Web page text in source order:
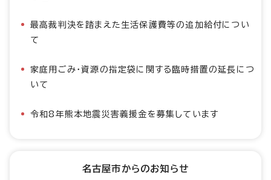
最高裁判決を踏まえた生活保護費等の追加給付につい
て
家庭用ごみ・資源の指定袋に関する臨時措置の延長につ
いて
令和8年熊本地震災害義援金を募集しています
名古屋市からのお知らせ